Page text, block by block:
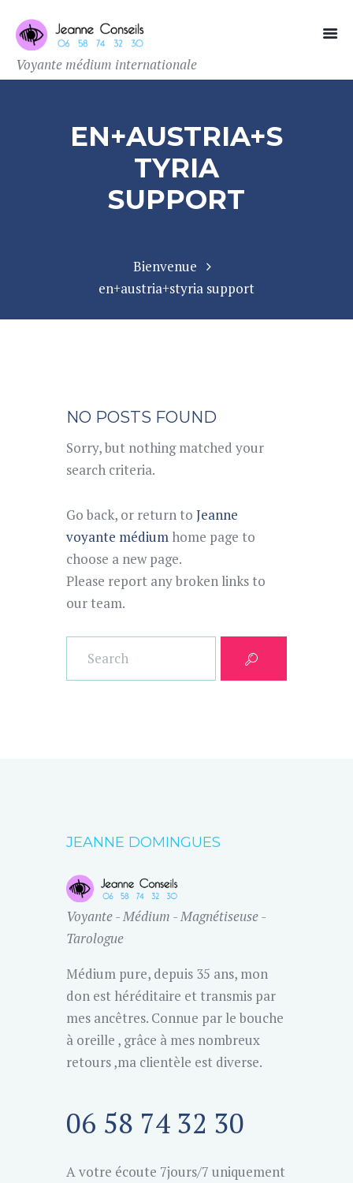
Voyante médium internationale
EN+AUSTRIA+S
TYRIA
SUPPORT
Bienvenue
en+austria+styria support
NO POSTS FOUND
Sorry, but nothing matched your
search criteria.
Go back, or return to Jeanne
voyante médium home page to
choose a new page.
Please report any broken links to
our team.
JEANNE DOMINGUES
Voyante - Médium - Magnétiseuse -
Tarologue
Médium pure, depuis 35 ans, mon
don est héréditaire et transmis par
mes ancêtres. Connue par le bouche
à oreille , grâce à mes nombreux
retours ,ma clientèle est diverse.
06 58 74 32 30
A votre écoute 7jours/7 uniquement